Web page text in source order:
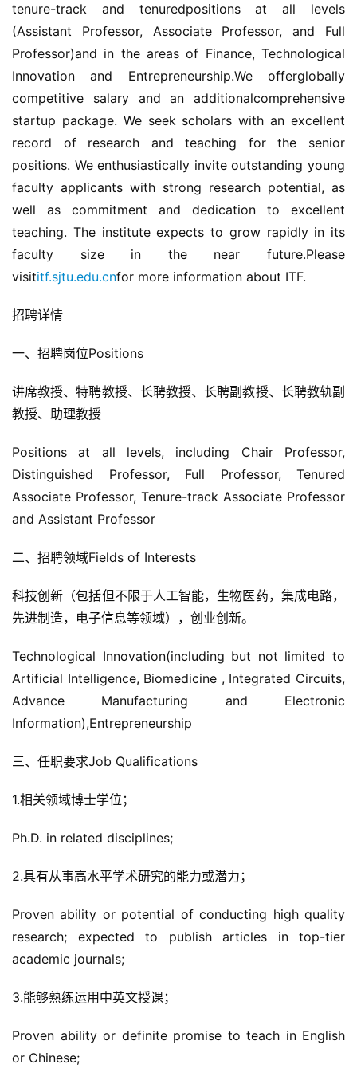
tenure-track and tenuredpositions at all levels
(Assistant Professor, Associate Professor, and Full
Professor)and in the areas of Finance, Technological
Innovation and Entrepreneurship.We offerglobally
competitive salary and an additionalcomprehensive
startup package. We seek scholars with an excellent
record of research and teaching for the senior
positions. We enthusiastically invite outstanding young
faculty applicants with strong research potential, as
well as commitment and dedication to excellent
teaching. The institute expects to grow rapidly in its
faculty size in the near future.Please
visititf.sjtu.edu.cnfor more information about ITF.
招聘详情
一、招聘岗位Positions
讲席教授、特聘教授、长聘教授、长聘副教授、长聘教轨副
教授、助理教授
Positions at all levels, including Chair Professor,
Distinguished Professor, Full Professor, Tenured
Associate Professor, Tenure-track Associate Professor
and Assistant Professor
二、招聘领域Fields of Interests
科技创新（包括但不限于人工智能，生物医药，集成电路，
先进制造，电子信息等领域），创业创新。
Technological Innovation(including but not limited to
Artificial Intelligence, Biomedicine , Integrated Circuits,
Advance Manufacturing and Electronic
Information),Entrepreneurship
三、任职要求Job Qualifications
1.相关领域博士学位；
Ph.D. in related disciplines;
2.具有从事高水平学术研究的能力或潜力；
Proven ability or potential of conducting high quality
research; expected to publish articles in top-tier
academic journals;
3.能够熟练运用中英文授课；
Proven ability or definite promise to teach in English
or Chinese;